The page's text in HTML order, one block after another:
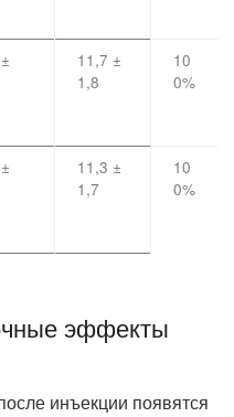
11,7 ±
1,8
10
0%
11,3 ±
1,7
10
0%
эффекты
инъекции появятся